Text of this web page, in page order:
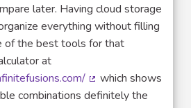
later. Having cloud storage
everything without filling
of the best tools for that
at
(Lien externe)
which shows
combinations definitely the